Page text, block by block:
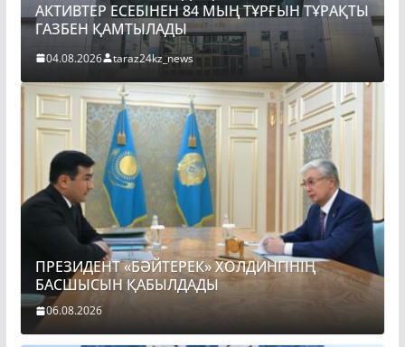
ПРЕЗИДЕНТ «БӘЙТЕРЕК» ХОЛДИНГІНІҢ
БАСШЫСЫН ҚАБЫЛДАДЫ
06.08.2026 taraz24kz_news
ПРЕЗИДЕНТ «БӘЙТЕРЕК» ХОЛДИНГІНІҢ
БАСШЫСЫН ҚАБЫЛДАДЫ
06.08.2026